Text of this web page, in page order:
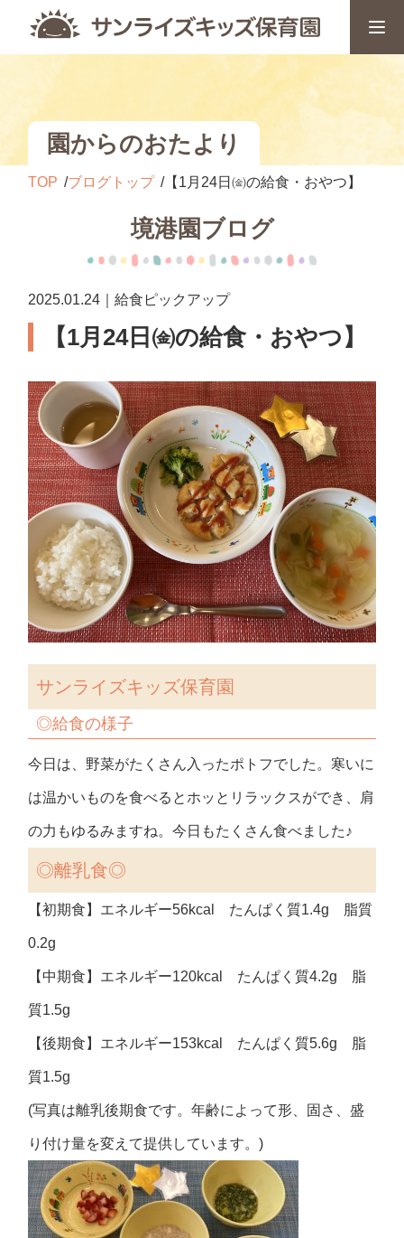
園からのおたより
TOP ブログトップ 【1月24日㈮の給食・おやつ】
境港園ブログ
2025.01.24｜給食ピックアップ
【1月24日㈮の給食・おやつ】
サンライズキッズ保育園
◎給食の様子
今日は、野菜がたくさん入ったポトフでした。寒いに
は温かいものを食べるとホッとリラックスができ、肩
の力もゆるみますね。今日もたくさん食べました♪
◎離乳食◎
【初期食】エネルギー56kcal たんぱく質1.4g 脂質
0.2g
【中期食】エネルギー120kcal たんぱく質4.2g 脂
質1.5g
【後期食】エネルギー153kcal たんぱく質5.6g 脂
質1.5g
(写真は離乳後期食です。年齢によって形、固さ、盛
り付け量を変えて提供しています。)